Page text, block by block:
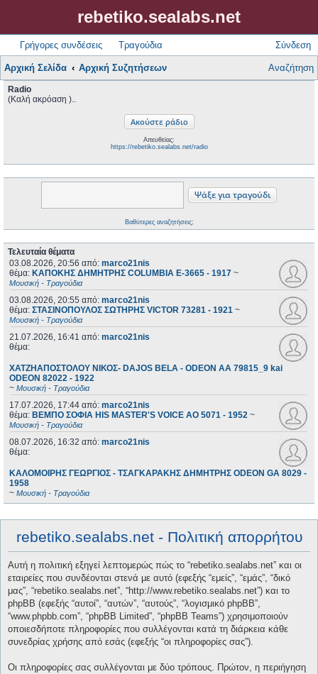
rebetiko.sealabs.net
Γρήγορες συνδέσεις Τραγούδια Σύνδεση
Αρχική Σελίδα Αρχική Συζητήσεων Αναζήτηση
Radio
(Καλή ακρόαση )..
Απευθείας:
https://rebetiko.sealabs.net/radio
Βαθύτερες αναζητήσεις;
Τελευταία θέματα
03.08.2026, 20:56 από: marco21nis
θέμα: ΚΑΠΟΚΗΣ ΔΗΜΗΤΡΗΣ COLUMBIA E-3665 - 1917 ~
Μουσική - Τραγούδια
03.08.2026, 20:55 από: marco21nis
θέμα: ΣΤΑΣΙΝΟΠΟΥΛΟΣ ΣΩΤΗΡΗΣ VICTOR 73281 - 1921 ~
Μουσική - Τραγούδια
21.07.2026, 16:41 από: marco21nis
θέμα:
ΧΑΤΖΗΑΠΟΣΤΟΛΟΥ ΝΙΚΟΣ- DAJOS BELA - ODEON AA 79815_9 kai
ODEON 82022 - 1922
~ Μουσική - Τραγούδια
17.07.2026, 17:44 από: marco21nis
θέμα: ΒΕΜΠΟ ΣΟΦΙΑ HIS MASTER'S VOICE AO 5071 - 1952 ~
Μουσική - Τραγούδια
08.07.2026, 16:32 από: marco21nis
θέμα:
ΚΑΛΟΜΟΙΡΗΣ ΓΕΩΡΓΙΟΣ - ΤΣΑΓΚΑΡΑΚΗΣ ΔΗΜΗΤΡΗΣ ODEON GA 8029 -
1958
~ Μουσική - Τραγούδια
rebetiko.sealabs.net - Πολιτική απορρήτου
Αυτή η πολιτική εξηγεί λεπτομερώς πώς το “rebetiko.sealabs.net” και οι
εταιρείες που συνδέονται στενά με αυτό (εφεξής “εμείς”, “εμάς”, “δικό
μας”, “rebetiko.sealabs.net”, “http://www.rebetiko.sealabs.net”) και το
phpBB (εφεξής “αυτοί”, “αυτών”, “αυτούς”, “λογισμικό phpBB”,
“www.phpbb.com”, “phpBB Limited”, “phpBB Teams”) χρησιμοποιούν
οποιεσδήποτε πληροφορίες που συλλέγονται κατά τη διάρκεια κάθε
συνεδρίας χρήσης από εσάς (εφεξής “οι πληροφορίες σας”).
Οι πληροφορίες σας συλλέγονται με δύο τρόπους. Πρώτον, η περιήγηση